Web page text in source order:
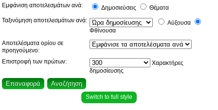
Εμφάνιση αποτελεσμάτων ανά: Δημοσιεύσεις
Θέματα
Ταξινόμηση αποτελεσμάτων ανά:
Αύξουσα
Φθίνουσα
Αποτελέσματα ορίου σε
προηγούμενο:
Επιστροφή των πρώτων:
Χαρακτήρες
δημοσίευσης
Switch to full style